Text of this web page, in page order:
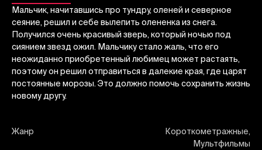
Мальчик, начитавшись про тундру, оленей и северное
сеяние, решил и себе вылепить олененка из снега.
Получился очень красивый зверь, который ночью под
сиянием звезд ожил. Мальчику стало жаль, что его
неожиданно приобретенный любимец может растаять,
поэтому он решил отправиться в далекие края, где царят
постоянные морозы. Это должно помочь сохранить жизнь
новому другу.
Жанр
Короткометражные,
Мультфильмы